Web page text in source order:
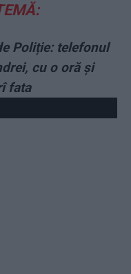
Poliție: telefonul
cu o oră și
fata